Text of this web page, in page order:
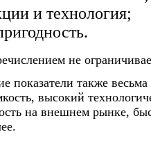
и технология;
не
показатели также
высокий
на внешнем рынке,